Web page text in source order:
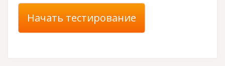
Начать тестирование